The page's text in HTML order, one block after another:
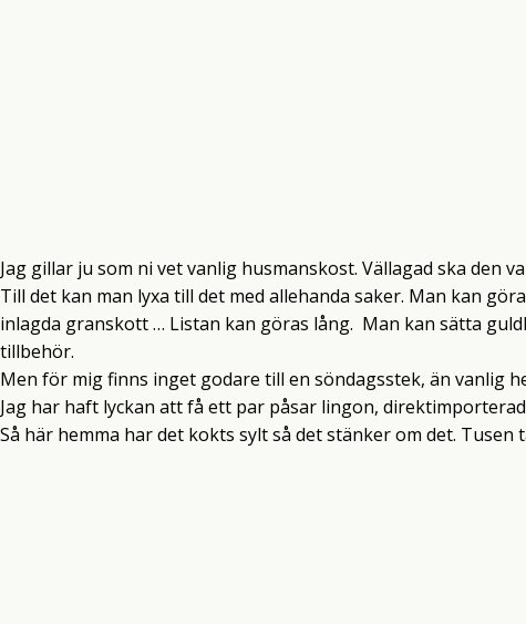
Jag gillar ju som ni vet vanlig husmanskost. Vällagad ska den
Till det kan man lyxa till det med allehanda saker. Man kan
inlagda granskott … Listan kan göras lång. Man kan sätta
tillbehör.
Men för mig finns inget godare till en söndagsstek, än vanlig
Jag har haft lyckan att få ett par påsar lingon,
Så här hemma har det kokts sylt så det stänker om det. Tusen